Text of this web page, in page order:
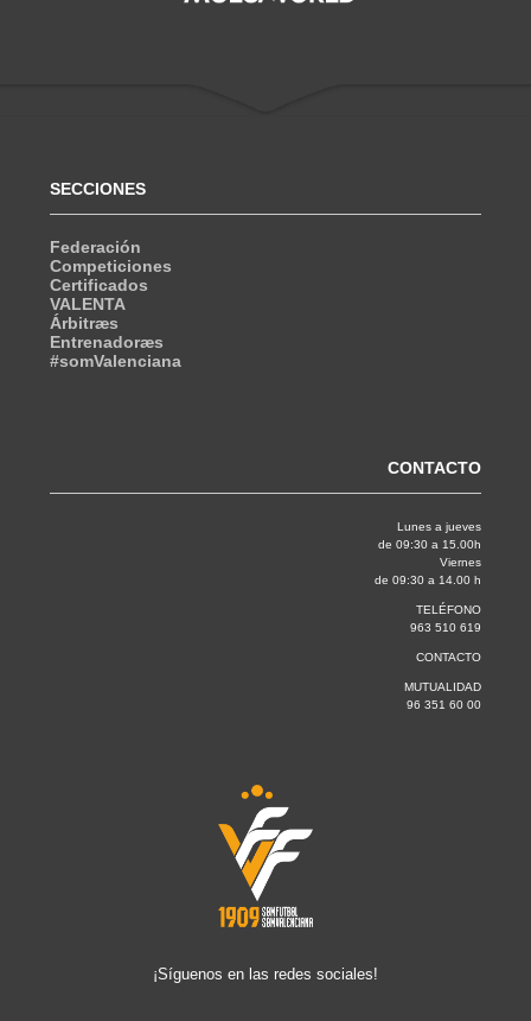
SECCIONES
Federación
Competiciones
Certificados
VALENTA
Árbitræs
Entrenadoræs
#somValenciana
CONTACTO
Lunes a jueves
de 09:30 a 15.00h
Viernes
de 09:30 a 14.00 h
TELÉFONO
963 510 619
CONTACTO
MUTUALIDAD
96 351 60 00
¡Síguenos en las redes sociales!